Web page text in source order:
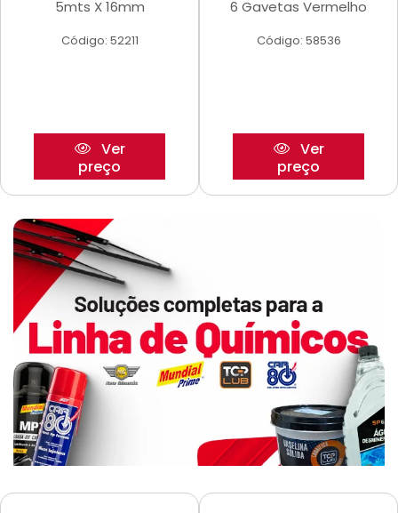
5mts X 16mm
Código: 52211
Ver
preço
6 Gavetas Vermelho
Código: 58536
Ver
preço